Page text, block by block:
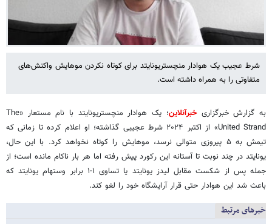
شرط عجیب یک هوادار منچستریونایتد برای کوتاه نکردن موهایش واکنش‌های
متفاوتی را به همراه داشته است.
به گزارش خبرگزاریخبرآنلاین
؛ یک هوادار منچستریونایتد با نام مستعار «The
United Strand» از اکتبر ۲۰۲۴ شرط عجیبی گذاشته؛ او اعلام کرده تا زمانی که
تیمش به ۵ پیروزی متوالی نرسد، موهایش را کوتاه نخواهد کرد. با این حال،
یونایتد در چند نوبت تا آستانه این رکورد پیش رفته اما هر بار ناکام مانده است؛ از
جمله پس از شکست مقابل لیدز یونایتد یا تساوی ۱-۱ برابر وستهام یونایتد که
باعث شد این هوادار حتی قرار آرایشگاه خود را لغو کند.
خبرهای مرتبط